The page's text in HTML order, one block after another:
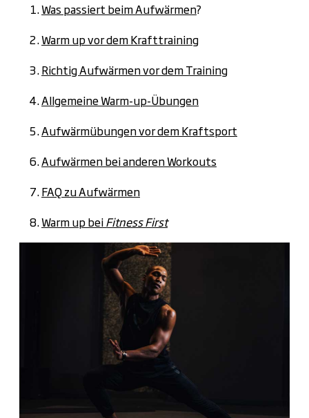
Was passiert beim Aufwärmen?
Warm up vor dem Krafttraining
Richtig Aufwärmen vor dem Training
Allgemeine Warm-up-Übungen
Aufwärmübungen vor dem Kraftsport
Aufwärmen bei anderen Workouts
FAQ zu Aufwärmen
Warm up beiFitness First